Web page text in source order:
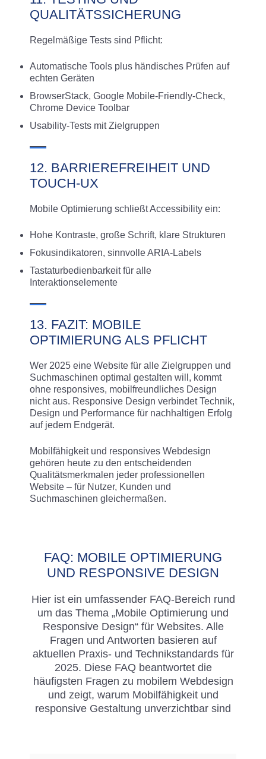
QUALITÄTSSICHERUNG
Regelmäßige Tests sind Pflicht:
Automatische Tools plus händisches Prüfen auf
echten Geräten
BrowserStack, Google Mobile-Friendly-Check,
Chrome Device Toolbar
Usability-Tests mit Zielgruppen
12. BARRIEREFREIHEIT UND
TOUCH-UX
Mobile Optimierung schließt Accessibility ein:
Hohe Kontraste, große Schrift, klare Strukturen
Fokusindikatoren, sinnvolle ARIA-Labels
Tastaturbedienbarkeit für alle
Interaktionselemente
13. FAZIT: MOBILE
OPTIMIERUNG ALS PFLICHT
Wer 2025 eine Website für alle Zielgruppen und
Suchmaschinen optimal gestalten will, kommt
ohne responsives, mobilfreundliches Design
nicht aus. Responsive Design verbindet Technik,
Design und Performance für nachhaltigen Erfolg
auf jedem Endgerät.
Mobilfähigkeit und responsives Webdesign
gehören heute zu den entscheidenden
Qualitätsmerkmalen jeder professionellen
Website – für Nutzer, Kunden und
Suchmaschinen gleichermaßen.
FAQ: MOBILE OPTIMIERUNG
UND RESPONSIVE DESIGN
Hier ist ein umfassender FAQ-Bereich rund
um das Thema „Mobile Optimierung und
Responsive Design“ für Websites. Alle
Fragen und Antworten basieren auf
aktuellen Praxis- und Technikstandards für
2025. Diese FAQ beantwortet die
häufigsten Fragen zu mobilem Webdesign
und zeigt, warum Mobilfähigkeit und
responsive Gestaltung unverzichtbar sind